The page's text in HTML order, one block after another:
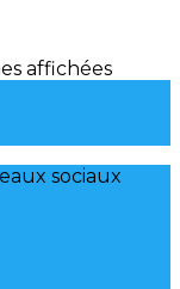
affichées
sociaux